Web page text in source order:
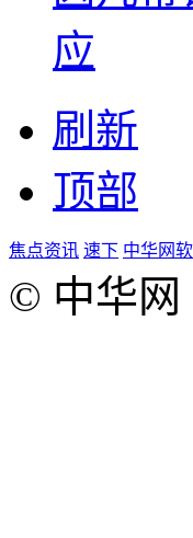
应
刷新
顶部
焦点资讯 速下 中华网
© 中华